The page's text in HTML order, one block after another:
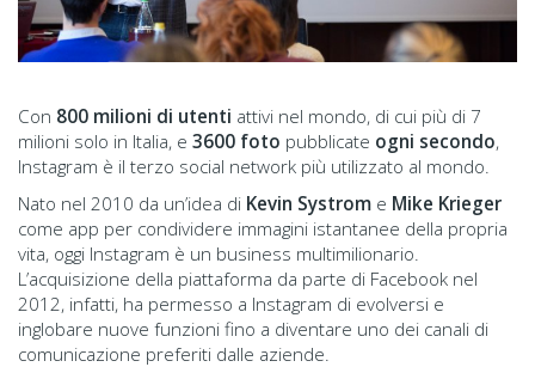
Con 800 milioni di utenti attivi nel mondo, di cui più di 7
milioni solo in Italia, e 3600 foto pubblicate ogni secondo,
Instagram è il terzo social network più utilizzato al mondo.
Nato nel 2010 da un’idea di Kevin Systrom e Mike Krieger
come app per condividere immagini istantanee della propria
vita, oggi Instagram è un business multimilionario.
L’acquisizione della piattaforma da parte di Facebook nel
2012, infatti, ha permesso a Instagram di evolversi e
inglobare nuove funzioni fino a diventare uno dei canali di
comunicazione preferiti dalle aziende.